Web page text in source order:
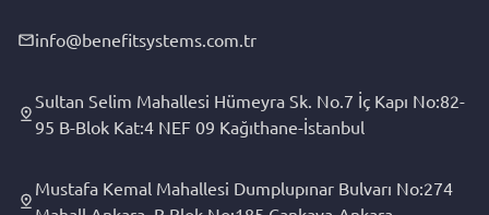
info@benefitsystems.com.tr
Sultan Selim Mahallesi Hümeyra Sk. No.7 İç Kapı No:82-
95 B-Blok Kat:4 NEF 09 Kağıthane-İstanbul
Mustafa Kemal Mahallesi Dumplupınar Bulvarı No:274